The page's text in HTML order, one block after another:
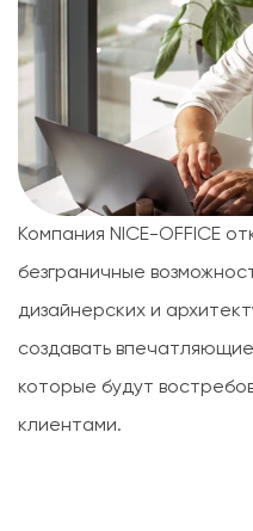
Компания NICE-OFFICE
безграничные
дизайнерских и
создавать
которые будут
клиентами.